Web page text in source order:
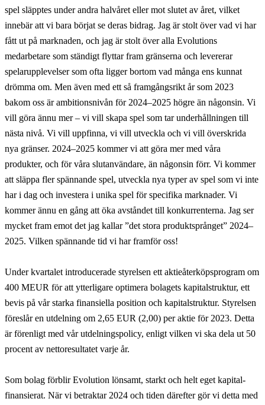
spel släpptes under andra halvåret eller mot slutet av året, vilket
innebär att vi bara börjat se deras bidrag. Jag är stolt över vad vi har
fått ut på marknaden, och jag är stolt över alla Evolutions
medarbetare som ständigt flyttar fram gränserna och levererar
spelarupplevelser som ofta ligger bortom vad många ens kunnat
drömma om. Men även med ett så framgångsrikt år som 2023
bakom oss är ambitionsnivån för 2024–2025 högre än någonsin. Vi
vill göra ännu mer – vi vill skapa spel som tar underhållningen till
nästa nivå. Vi vill uppfinna, vi vill utveckla och vi vill överskrida
nya gränser. 2024–2025 kommer vi att göra mer med våra
produkter, och för våra slutanvändare, än någonsin förr. Vi kommer
att släppa fler spännande spel, utveckla nya typer av spel som vi inte
har i dag och investera i unika spel för specifika marknader. Vi
kommer ännu en gång att öka avståndet till konkurrenterna. Jag ser
mycket fram emot det jag kallar ”det stora produktsprånget” 2024–
2025. Vilken spännande tid vi har framför oss!
Under kvartalet introducerade styrelsen ett aktieåterköpsprogram om
400 MEUR för att ytterligare optimera bolagets kapitalstruktur, ett
bevis på vår starka finansiella position och kapitalstruktur. Styrelsen
föreslår en utdelning om 2,65 EUR (2,00) per aktie för 2023. Detta
är förenligt med vår utdelningspolicy, enligt vilken vi ska dela ut 50
procent av nettoresultatet varje år.
Som bolag förblir Evolution lönsamt, starkt och helt eget kapital-
finansierat. När vi betraktar 2024 och tiden därefter gör vi detta med